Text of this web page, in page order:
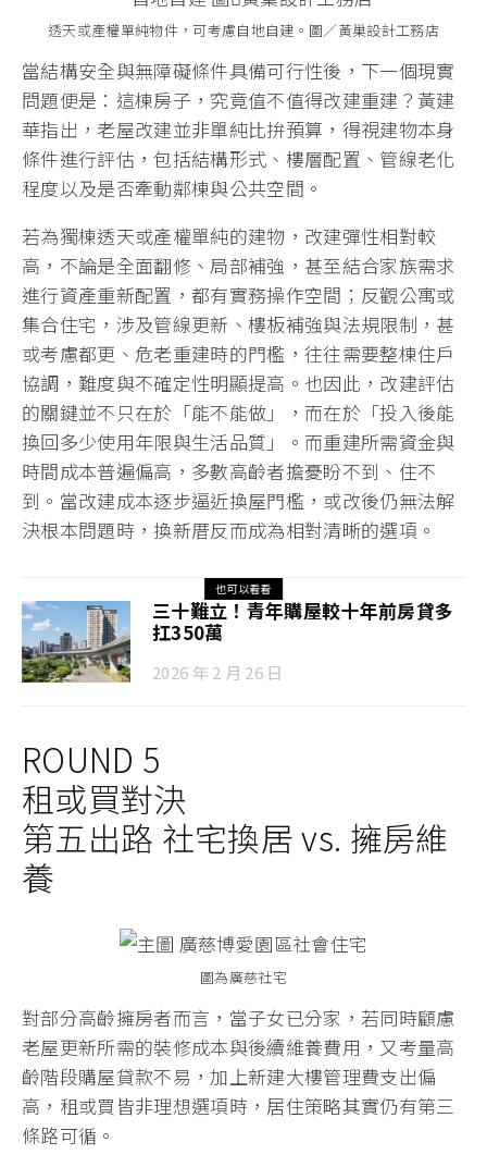
透天或產權單純物件，可考慮自地自建。圖／黃巢設計工務店
當結構安全與無障礙條件具備可行性後，下一個現實
問題便是：這棟房子，究竟值不值得改建重建？黃建
華指出，老屋改建並非單純比拚預算，得視建物本身
條件進行評估，包括結構形式、樓層配置、管線老化
程度以及是否牽動鄰棟與公共空間。
若為獨棟透天或產權單純的建物，改建彈性相對較
高，不論是全面翻修、局部補強，甚至結合家族需求
進行資產重新配置，都有實務操作空間；反觀公寓或
集合住宅，涉及管線更新、樓板補強與法規限制，甚
或考慮都更、危老重建時的門檻，往往需要整棟住戶
協調，難度與不確定性明顯提高。也因此，改建評估
的關鍵並不只在於「能不能做」，而在於「投入後能
換回多少使用年限與生活品質」。而重建所需資金與
時間成本普遍偏高，多數高齡者擔憂盼不到、住不
到。當改建成本逐步逼近換屋門檻，或改後仍無法解
決根本問題時，換新厝反而成為相對清晰的選項。
也可以看看
三十難立！青年購屋較十年前房貸多
扛350萬
2026 年 2 月 26 日
ROUND 5
租或買對決
第五出路 社宅換居 vs. 擁房維
養
圖為廣慈社宅
對部分高齡擁房者而言，當子女已分家，若同時顧慮
老屋更新所需的裝修成本與後續維養費用，又考量高
齡階段購屋貸款不易，加上新建大樓管理費支出偏
高，租或買皆非理想選項時，居住策略其實仍有第三
條路可循。